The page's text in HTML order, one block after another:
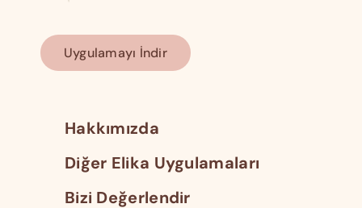
Uygulamayı İndir
Hakkımızda
Diğer Elika Uygulamaları
Bizi Değerlendir